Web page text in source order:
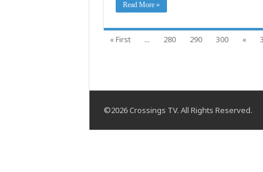
April
6th
Read More »
« First ... 280 290 300 «
©2026 Crossings TV. All Rights Reserved.